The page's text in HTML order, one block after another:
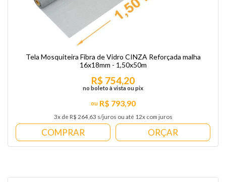
Tela Mosquiteira Fibra de Vidro CINZA Reforçada malha
16x18mm - 1,50x50m
R$ 793,90
3x de R$ 264,63 s/juros ou até 12x com juros
R$ 754,20
no boleto à vista ou pix
ORÇAR
COMPRAR